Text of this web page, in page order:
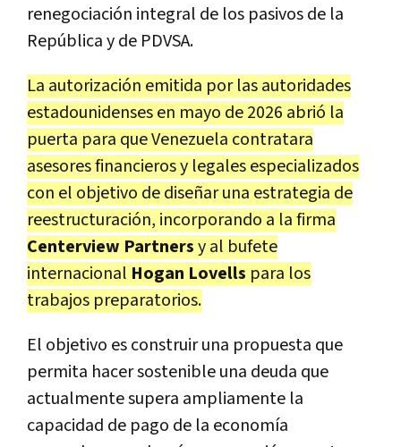
renegociación integral de los pasivos de la
República y de PDVSA.
La autorización emitida por las autoridades
estadounidenses en mayo de 2026 abrió la
puerta para que Venezuela contratara
asesores financieros y legales especializados
con el objetivo de diseñar una estrategia de
reestructuración, incorporando a la firma
Centerview Partnersy al bufete
internacional Hogan Lovells para los
trabajos preparatorios.
El objetivo es construir una propuesta que
permita hacer sostenible una deuda que
actualmente supera ampliamente la
capacidad de pago de la economía